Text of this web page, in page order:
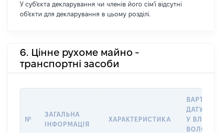
У суб'єкта декларування чи членів його сім'ї відсутні
об'єкти для декларування в цьому розділі.
6. Цінне рухоме майно -
транспортні засоби
№
ЗАГАЛЬНА
ІНФОРМАЦІЯ
ХАРАКТЕРИСТИКА
ВАРТІСТЬ
ДАТУ
У